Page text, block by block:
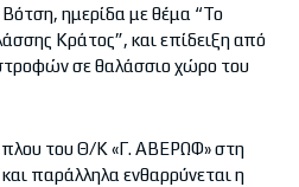
ημερίδα με θέμα “Το
Κράτος”, και επίδειξη από
σε θαλάσσιο χώρο του
πλου του Θ/Κ «Γ. ΑΒΕΡΩΦ» στη
παράλληλα ενθαρρύνεται η